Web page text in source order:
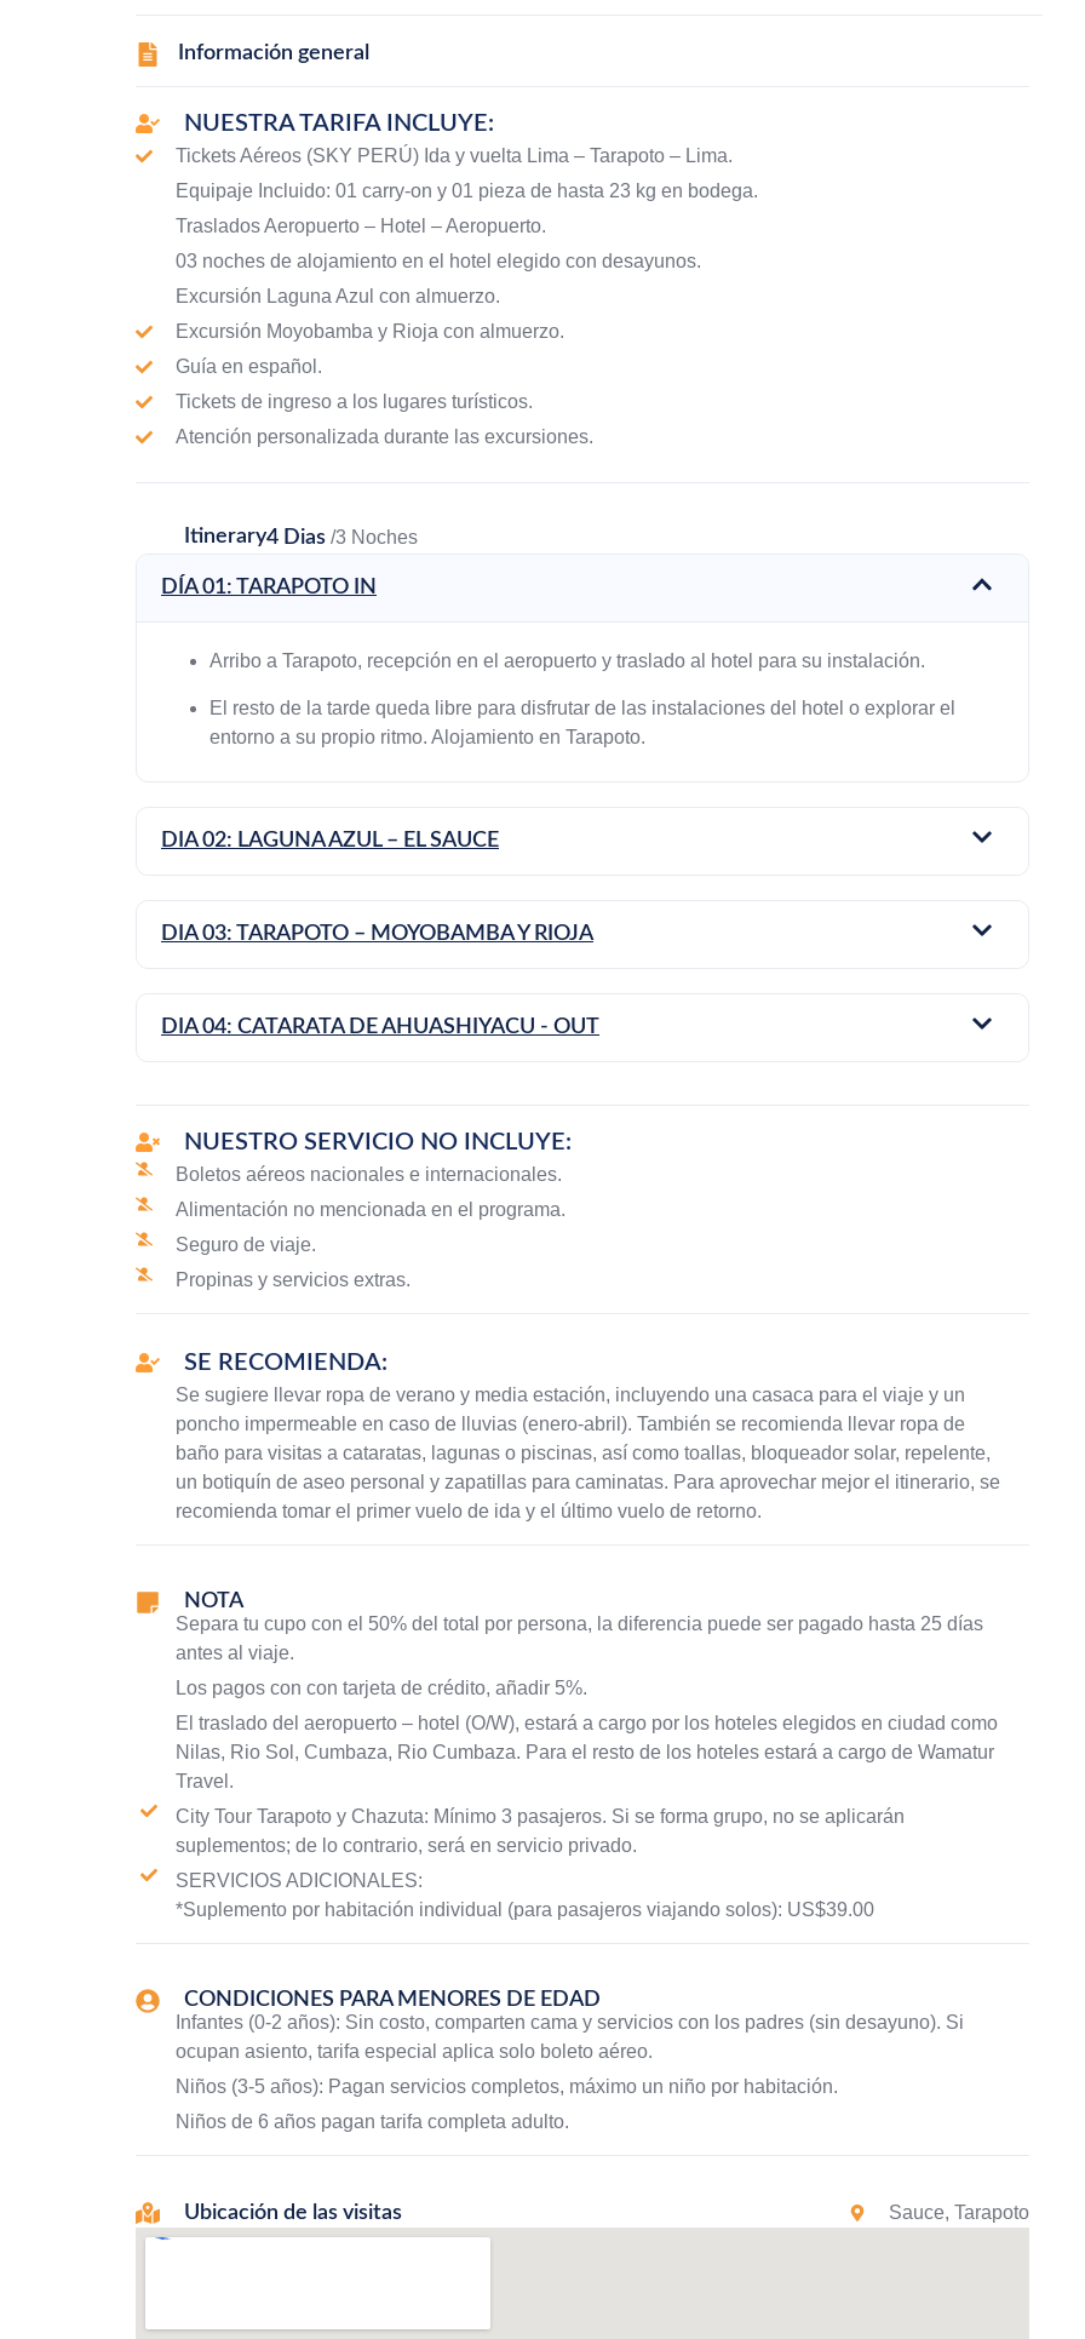
Información general
NUESTRA TARIFA INCLUYE:
Tickets Aéreos (SKY PERÚ) Ida y vuelta Lima – Tarapoto – Lima.
Equipaje Incluido: 01 carry-on y 01 pieza de hasta 23 kg en bodega.
Traslados Aeropuerto – Hotel – Aeropuerto.
03 noches de alojamiento en el hotel elegido con desayunos.
Excursión Laguna Azul con almuerzo.
Excursión Moyobamba y Rioja con almuerzo.
Guía en español.
Tickets de ingreso a los lugares turísticos.
Atención personalizada durante las excursiones.
Itinerary4 Dias /3 Noches
DÍA 01: TARAPOTO IN
Arribo a Tarapoto, recepción en el aeropuerto y traslado al hotel para su instalación.
El resto de la tarde queda libre para disfrutar de las instalaciones del hotel o explorar el
entorno a su propio ritmo. Alojamiento en Tarapoto.
DIA 02: LAGUNA AZUL – EL SAUCE
DIA 03: TARAPOTO – MOYOBAMBA Y RIOJA
DIA 04: CATARATA DE AHUASHIYACU - OUT
NUESTRO SERVICIO NO INCLUYE:
Boletos aéreos nacionales e internacionales.
Alimentación no mencionada en el programa.
Seguro de viaje.
Propinas y servicios extras.
SE RECOMIENDA:
Se sugiere llevar ropa de verano y media estación, incluyendo una casaca para el viaje y un
poncho impermeable en caso de lluvias (enero-abril). También se recomienda llevar ropa de
baño para visitas a cataratas, lagunas o piscinas, así como toallas, bloqueador solar, repelente,
un botiquín de aseo personal y zapatillas para caminatas. Para aprovechar mejor el itinerario, se
recomienda tomar el primer vuelo de ida y el último vuelo de retorno.
NOTA
Separa tu cupo con el 50% del total por persona, la diferencia puede ser pagado hasta 25 días
antes al viaje.
Los pagos con con tarjeta de crédito, añadir 5%.
El traslado del aeropuerto – hotel (O/W), estará a cargo por los hoteles elegidos en ciudad como
Nilas, Rio Sol, Cumbaza, Rio Cumbaza. Para el resto de los hoteles estará a cargo de Wamatur
Travel.
City Tour Tarapoto y Chazuta: Mínimo 3 pasajeros. Si se forma grupo, no se aplicarán
suplementos; de lo contrario, será en servicio privado.
SERVICIOS ADICIONALES:
*Suplemento por habitación individual (para pasajeros viajando solos): US$39.00
CONDICIONES PARA MENORES DE EDAD
Infantes (0-2 años): Sin costo, comparten cama y servicios con los padres (sin desayuno). Si
ocupan asiento, tarifa especial aplica solo boleto aéreo.
Niños (3-5 años): Pagan servicios completos, máximo un niño por habitación.
Niños de 6 años pagan tarifa completa adulto.
Ubicación de las visitas Sauce, Tarapoto